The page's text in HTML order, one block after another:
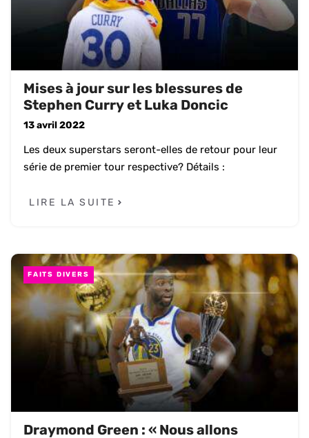
Mises à jour sur les blessures de
Stephen Curry et Luka Doncic
13 avril 2022
Les deux superstars seront-elles de retour pour leur
série de premier tour respective? Détails :
LIRE LA SUITE
FAITS DIVERS
Draymond Green : « Nous allons